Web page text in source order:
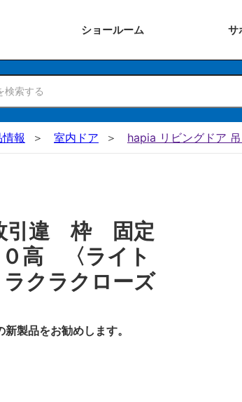
ショールーム サ
報 室内ドア hapia リビングドア
引違 枠 固定
高 〈ライト
クラクローズ
製品をお勧めします。